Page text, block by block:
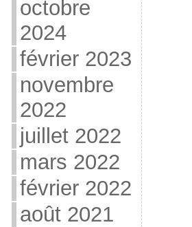
octobre
2024
février 2023
novembre
2022
juillet 2022
mars 2022
février 2022
août 2021